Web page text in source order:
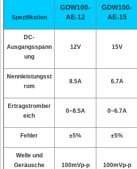
Spezifikation
GDW100-
AE-12
GDW100-
AE-15
DC-
Ausgangsspann
ung
12V 15V
Nennleistungsst
rom
8.5A 6.7A
Ertragstromber
eich
0~8.5A 0~6.7A
Fehler ±5% ±5%
Welle und
Geräusche
100mVp-p 100mVp-p